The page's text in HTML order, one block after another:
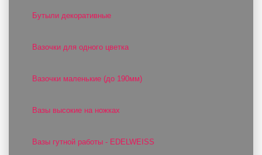
Бутыли декоративные
Вазочки для одного цветка
Вазочки маленькие (до 190мм)
Вазы высокие на ножках
Вазы гутной работы - EDELWEISS